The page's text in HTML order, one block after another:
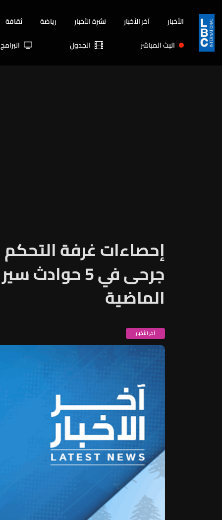
الأخبار آخر الأخبار نشرة الأخبار رياضة ثقافة
البث المباشر الجدول البرامج
الماضية
آخر الأخبار